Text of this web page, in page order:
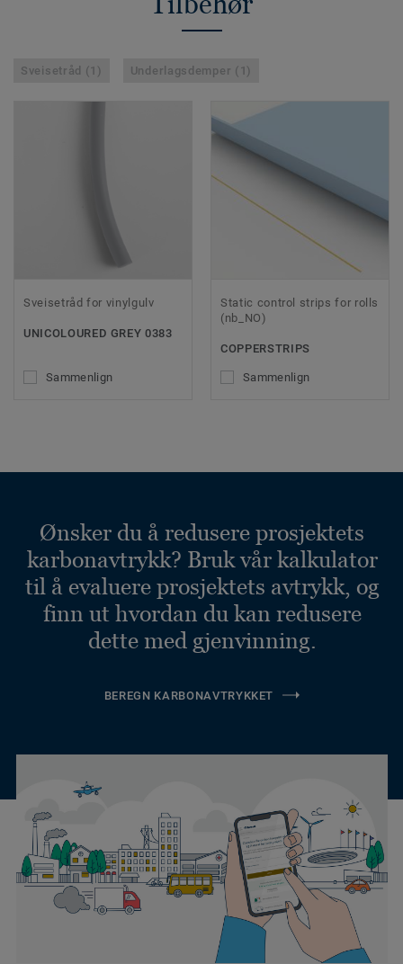
Sveisetråd (1) Underlagsdemper (1)
Sveisetråd for vinylgulv
UNICOLOURED GREY 0383
Sammenlign
Static control strips for rolls
(nb_NO)
COPPERSTRIPS
Sammenlign
Ønsker du å redusere prosjektets
karbonavtrykk? Bruk vår kalkulator
til å evaluere prosjektets avtrykk, og
finn ut hvordan du kan redusere
dette med gjenvinning.
BEREGN KARBONAVTRYKKET